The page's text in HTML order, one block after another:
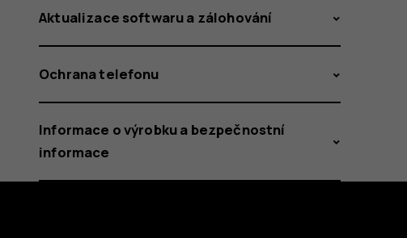
Aktualizace softwaru a zálohování
Ochrana telefonu
Informace o výrobku a bezpečnostní
informace